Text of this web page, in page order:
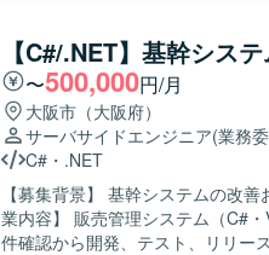
まで一連の工程に携わることがで
キルの双方を高めていただけます。 【開発環境】 C#.NET、VB.NETを用いた販売管理シ
の開発・保守環境となります。
【C#/.NET】基幹シス
〜500,000円/月
大阪市（大阪府）
サーバサイドエンジニア(業務
C# ・ .NET
【募集背景】 基幹システムの改善
業内容】 販売管理システム（C#
件確認から開発、テスト、リリースま